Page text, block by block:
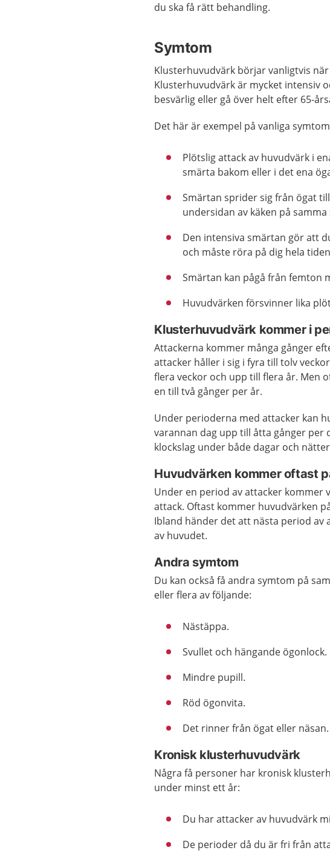
du ska få rätt behandling.
Symtom
Klusterhuvudvärk börjar vanligtvis
Klusterhuvudvärk är mycket intensiv
besvärlig eller gå över helt efter 65-
Det här är exempel på vanliga
Plötslig attack av huvudvärk i
smärta bakom eller i det ena
Smärtan sprider sig från ögat
undersidan av käken på
Den intensiva smärtan gör att
och måste röra på dig hela
Smärtan kan pågå från femton
Huvudvärken försvinner lika
Klusterhuvudvärk kommer i
Attackerna kommer många gånger
attacker håller i sig i fyra till tolv
flera veckor och upp till flera år. Men
en till två gånger per år.
Under perioderna med attacker kan
varannan dag upp till åtta gånger per
klockslag under både dagar och
Huvudvärken kommer oftast
Under en period av attacker kommer
attack. Oftast kommer huvudvärken
Ibland händer det att nästa period av
av huvudet.
Andra symtom
Du kan också få andra symtom på
eller flera av följande:
Nästäppa.
Svullet och hängande ögonlock.
Mindre pupill.
Röd ögonvita.
Det rinner från ögat eller näsan.
Kronisk klusterhuvudvärk
Några få personer har kronisk
under minst ett år:
Du har attacker av huvudvärk
De perioder då du är fri från